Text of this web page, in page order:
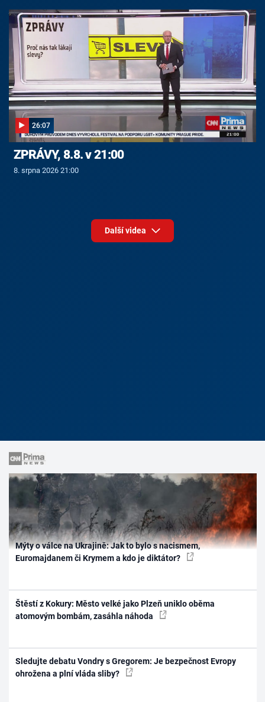
26:07
ZPRÁVY, 8.8. v 21:00
8. srpna 2026 21:00
Další videa
Mýty o válce na Ukrajině: Jak to bylo s nacismem,
Euromajdanem či Krymem a kdo je diktátor?
Štěstí z Kokury: Město velké jako Plzeň uniklo oběma
atomovým bombám, zasáhla náhoda
Sledujte debatu Vondry s Gregorem: Je bezpečnost Evropy
ohrožena a plní vláda sliby?